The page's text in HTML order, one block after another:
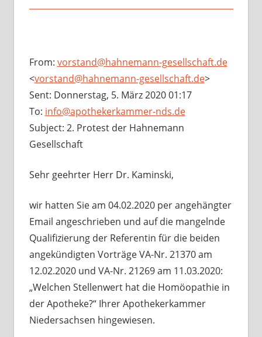
From: vorstand@hahnemann-gesellschaft.de
<vorstand@hahnemann-gesellschaft.de>
Sent: Donnerstag, 5. März 2020 01:17
To: info@apothekerkammer-nds.de
Subject: 2. Protest der Hahnemann
Gesellschaft
Sehr geehrter Herr Dr. Kaminski,
wir hatten Sie am 04.02.2020 per angehängter
Email angeschrieben und auf die mangelnde
Qualifizierung der Referentin für die beiden
angekündigten Vorträge VA-Nr. 21370 am
12.02.2020 und VA-Nr. 21269 am 11.03.2020:
„Welchen Stellenwert hat die Homöopathie in
der Apotheke?“ Ihrer Apothekerkammer
Niedersachsen hingewiesen.